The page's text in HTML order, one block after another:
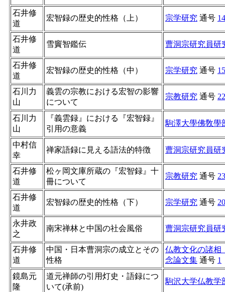
石井修
道
宏智録の歴史的性格（上） 宗学研究 通号 14
石井修
道
雪竇智鑑伝 曹洞宗研究員研
石井修
道
宏智録の歴史的性格（中） 宗学研究 通号 15
石川力
山
義雲の宗教における宏智の影響
について
宗教研究 通号
石川力
山
『義雲録』における『宏智録』
引用の意義
駒澤大學佛敎學
中村信
幸
禅家語録に見える語法的特徴 曹洞宗研究員研
石井修
道
松ヶ岡文庫所蔵の『宏智録』十
冊について
宗教研究 通号
石井修
道
宏智録の歴史的性格（下） 宗学研究 通号 20
永井政
之
南宋禅林と中国の社会風俗 曹洞宗研究員研
石井修
道
中国・日本曹洞宗の成立とその
性格
仏教文化の諸相
念論文集 通号 1
鏡島元
隆
道元禅師の引用灯史・語録につ
いて(承前)
駒沢大学仏教学